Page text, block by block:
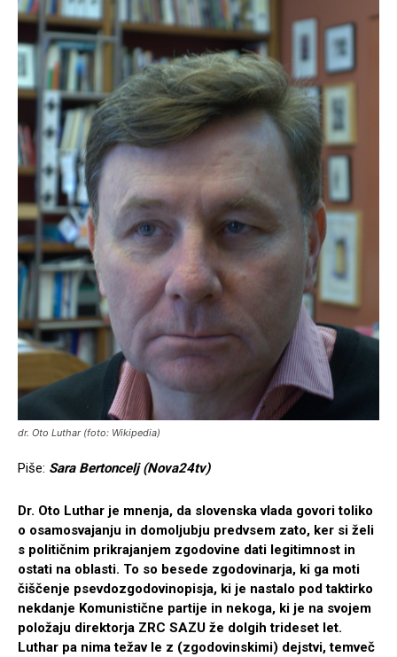
dr. Oto Luthar (foto: Wikipedia)
Piše: Sara Bertoncelj (Nova24tv)
Dr. Oto Luthar je mnenja, da slovenska vlada govori toliko
o osamosvajanju in domoljubju predvsem zato, ker si želi
s političnim prikrajanjem zgodovine dati legitimnost in
ostati na oblasti. To so besede zgodovinarja, ki ga moti
čiščenje psevdozgodovinopisja, ki je nastalo pod taktirko
nekdanje Komunistične partije in nekoga, ki je na svojem
položaju direktorja ZRC SAZU že dolgih trideset let.
Luthar pa nima težav le z (zgodovinskimi) dejstvi, temveč